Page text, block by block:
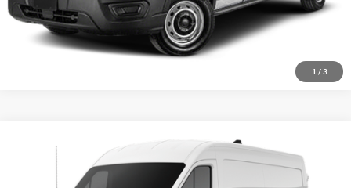
1 / 3
Click To Call
Ford Transit Cargo Van
Flagship Ford Carolina
$59,846
PRECIO